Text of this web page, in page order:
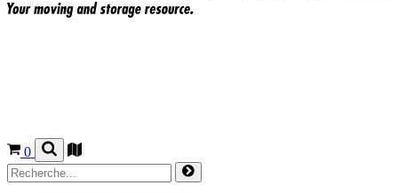
0